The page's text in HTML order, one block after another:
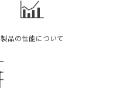
製品の性能について